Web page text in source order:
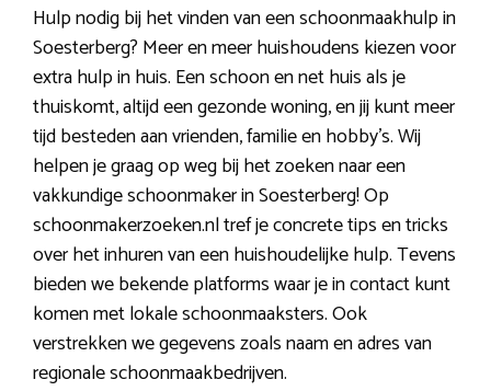
Hulp nodig bij het vinden van een schoonmaakhulp in
Soesterberg? Meer en meer huishoudens kiezen voor
extra hulp in huis. Een schoon en net huis als je
thuiskomt, altijd een gezonde woning, en jij kunt meer
tijd besteden aan vrienden, familie en hobby’s. Wij
helpen je graag op weg bij het zoeken naar een
vakkundige schoonmaker in Soesterberg! Op
schoonmakerzoeken.nl tref je concrete tips en tricks
over het inhuren van een huishoudelijke hulp. Tevens
bieden we bekende platforms waar je in contact kunt
komen met lokale schoonmaaksters. Ook
verstrekken we gegevens zoals naam en adres van
regionale schoonmaakbedrijven.